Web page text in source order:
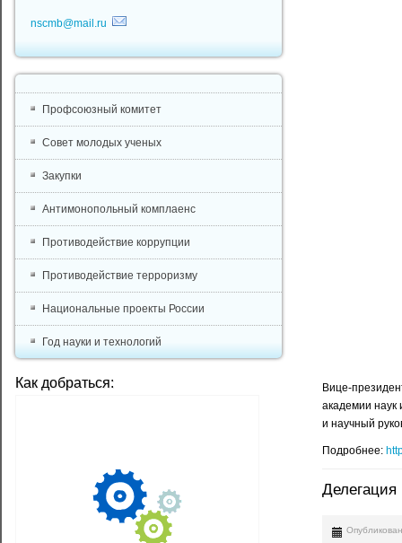
Вице-
академии
и научный
Подробнее:
nscmb@mail.ru
Профсоюзный комитет
Совет молодых ученых
Закупки
Антимонопольный комплаенс
Противодействие коррупции
Противодействие терроризму
Национальные проекты России
Год науки и технологий
Как добраться: